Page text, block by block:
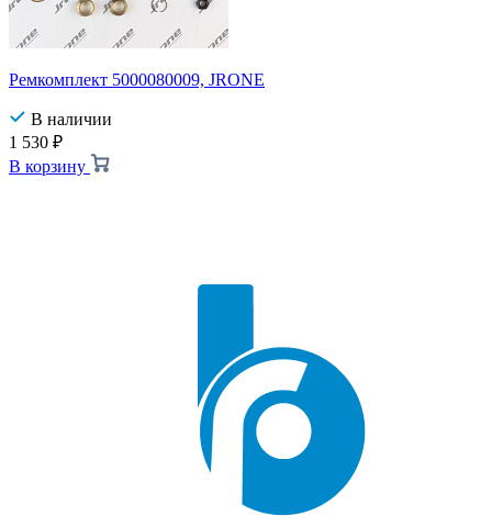
Ремкомплект 5000080009, JRONE
В наличии
1 530 ₽
В корзину